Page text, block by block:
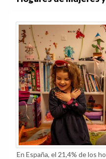
En España, el 21,4% de los